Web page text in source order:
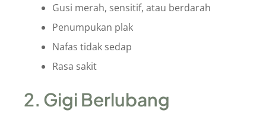
Gusi merah, sensitif, atau berdarah
Penumpukan plak
Nafas tidak sedap
Rasa sakit
2. Gigi Berlubang